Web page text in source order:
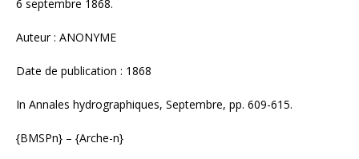
6 septembre 1868.
Auteur : ANONYME
Date de publication : 1868
In Annales hydrographiques, Septembre, pp. 609-615.
{BMSPn} – {Arche-n}